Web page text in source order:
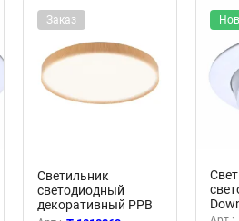
Заказ
Светильник
светодиодный
декоративный PPB
180-